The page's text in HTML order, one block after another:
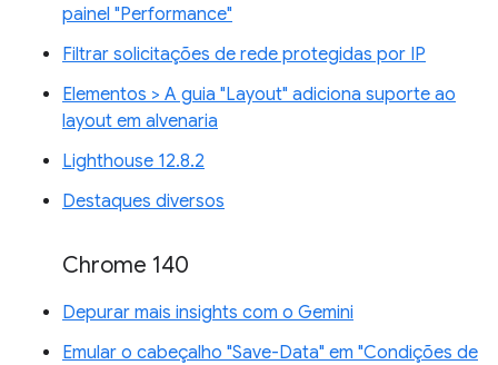
painel "Performance"
Filtrar solicitações de rede protegidas por IP
Elementos > A guia "Layout" adiciona suporte ao
layout em alvenaria
Lighthouse 12.8.2
Destaques diversos
Chrome 140
Depurar mais insights com o Gemini
Emular o cabeçalho "Save-Data" em "Condições de